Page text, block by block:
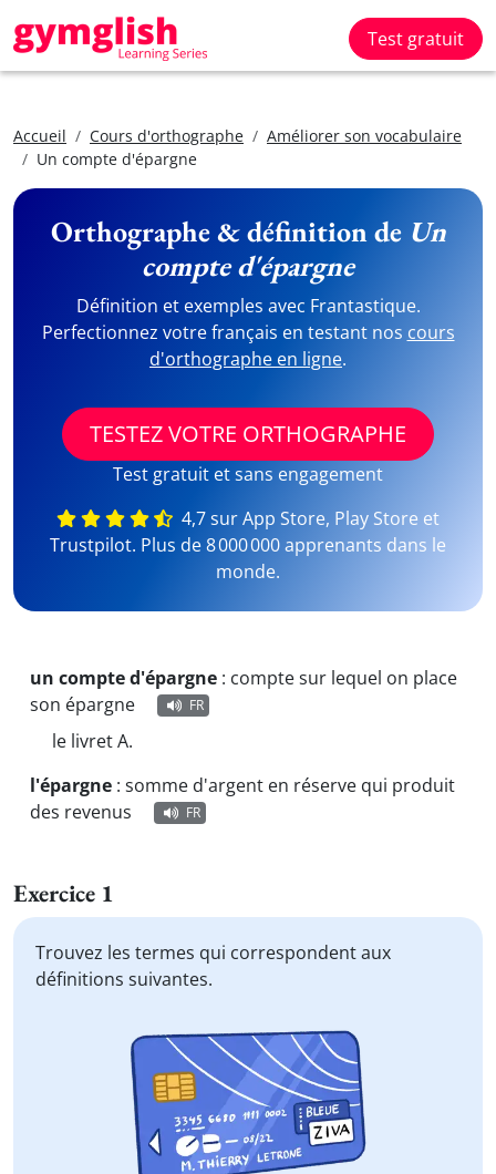
Test gratuit
Accueil Cours d'orthographe
Améliorer son vocabulaire
Un compte d'épargne
Orthographe & définition de Un
compte d'épargne
Définition et exemples avec Frantastique.
Perfectionnez votre français en testant nos cours
d'orthographe en ligne.
TESTEZ VOTRE ORTHOGRAPHE
Test gratuit et sans engagement
4,7 sur App Store, Play Store et
Trustpilot. Plus de 8 000 000 apprenants dans le
monde.
un compte d'épargne : compte sur lequel on place
son épargne
FR
le livret A.
l'épargne : somme d'argent en réserve qui produit
des revenus
FR
Exercice 1
Trouvez les termes qui correspondent aux
définitions suivantes.